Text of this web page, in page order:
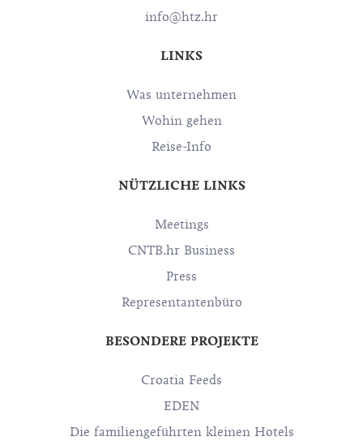
info@htz.hr
LINKS
Was unternehmen
Wohin gehen
Reise-Info
NÜTZLICHE LINKS
Meetings
CNTB.hr Business
Press
Representantenbüro
BESONDERE PROJEKTE
Croatia Feeds
EDEN
Die familiengeführten kleinen Hotels